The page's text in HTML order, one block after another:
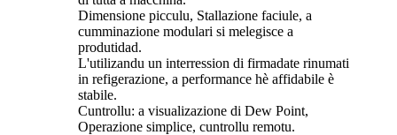
Dimensione picculu, Stallazione faciule, a
cumminazione modulari si melegisce a
produtidad.
L'utilizandu un interression di firmadate rinumati
in refigerazione, a performance hè affidabile è
stabile.
Cuntrollu: a visualizazione di Dew Point,
Operazione simplice, cuntrollu remotu.